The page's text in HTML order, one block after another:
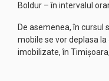
Boldur – în intervalul
De asemenea, în
mobile se vor deplasa
imobilizate, în